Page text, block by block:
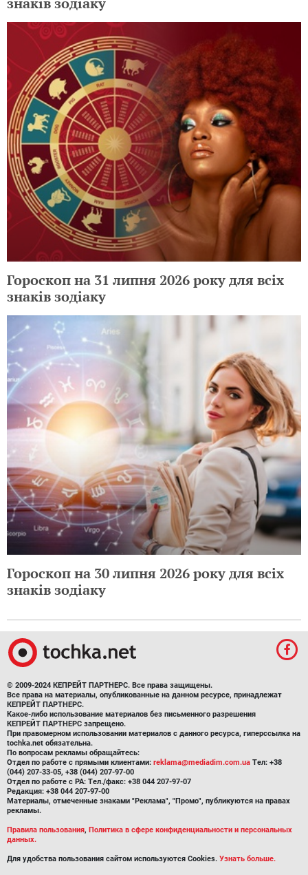
Гороскоп на 2 серпня 2026 року для всіх
знаків зодіаку
Гороскоп на 1 серпня 2026 року для всіх
знаків зодіаку
Гороскоп на 31 липня 2026 року для всіх
знаків зодіаку